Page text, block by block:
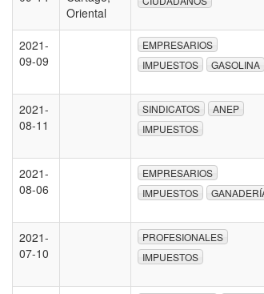
Oriental
2021-
09-09
EMPRESARIOS
IMPUESTOS
GASOLINA
2021-
08-11
SINDICATOS
ANEP
IMPUESTOS
2021-
08-06
EMPRESARIOS
IMPUESTOS
2021-
07-10
PROFESIONALES
IMPUESTOS